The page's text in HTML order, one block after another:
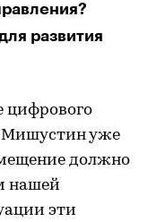
развития
цифрового
Мишустин уже
должно
нашей
эти